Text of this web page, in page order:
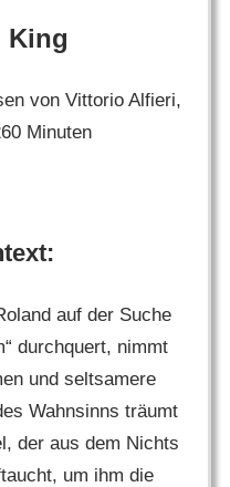
King
von Vittorio Alfieri,
Minuten
auf der Suche
durchquert, nimmt
und seltsamere
Wahnsinns träumt
der aus dem Nichts
um ihm die